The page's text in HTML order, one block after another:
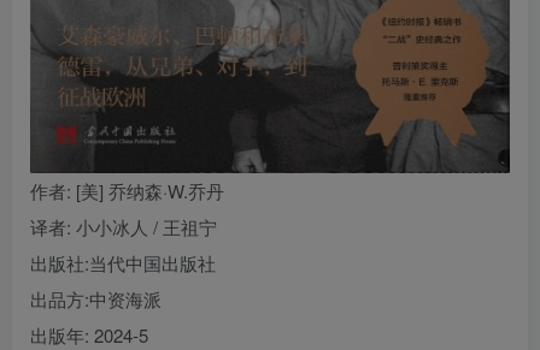
作者: [美] 乔纳森·W.乔丹
译者: 小小冰人 / 王祖宁
出版社:当代中国出版社
出品方:中资海派
出版年: 2024-5